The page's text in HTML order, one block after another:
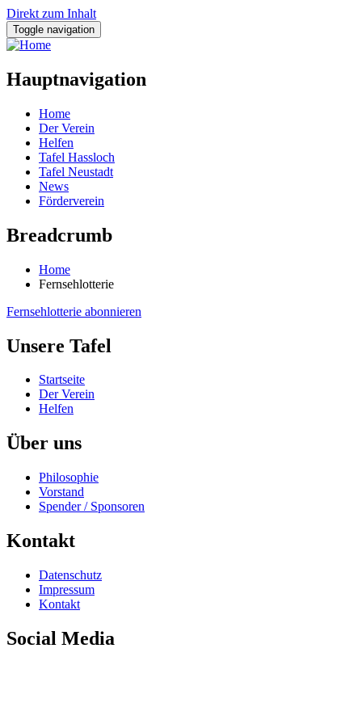
Direkt zum Inhalt
Toggle navigation
Hauptnavigation
Home
Der Verein
Helfen
Tafel Hassloch
Tafel Neustadt
News
Förderverein
Breadcrumb
Home
Fernsehlotterie
Fernsehlotterie abonnieren
Unsere Tafel
Startseite
Der Verein
Helfen
Über uns
Philosophie
Vorstand
Spender / Sponsoren
Kontakt
Datenschutz
Impressum
Kontakt
Social Media